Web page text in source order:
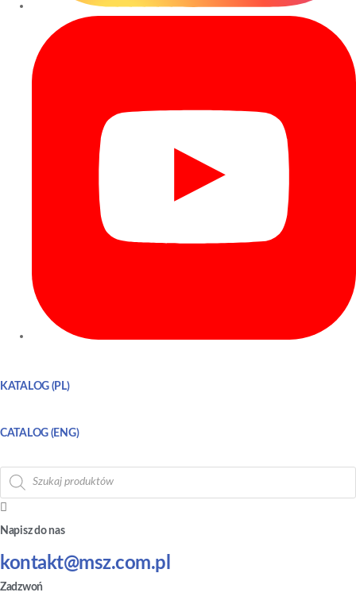
KATALOG (PL)
CATALOG (ENG)
Wyszukiwarka
produktów
Napisz do nas
kontakt@msz.com.pl
Zadzwoń